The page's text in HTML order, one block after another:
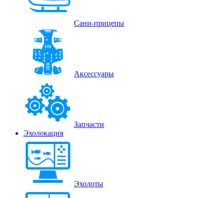
Сани-прицепы
Аксессуары
Запчасти
Эхолокация
Эхолоты